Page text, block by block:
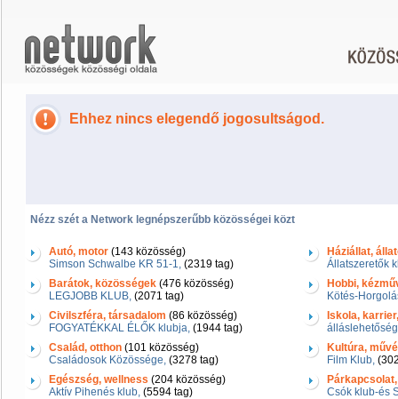
Ehhez nincs elegendő jogosultságod.
Nézz szét a Network legnépszerűbb közösségei közt
Autó, motor (143 közösség)
Simson Schwalbe KR 51-1, (2319 tag)
Barátok, közösségek (476 közösség)
LEGJOBB KLUB, (2071 tag)
Civilszféra, társadalom (86 közösség)
FOGYATÉKKAL ÉLŐK klubja, (1944 tag)
Család, otthon (101 közösség)
Családosok Közössége, (3278 tag)
Egészség, wellness (204 közösség)
Aktív Pihenés klub, (5594 tag)
Háziállat,
Állatszeretők
Hobbi,
Kötés-
Iskola,
Kultúra,
Film Klub,
Csók klub-és